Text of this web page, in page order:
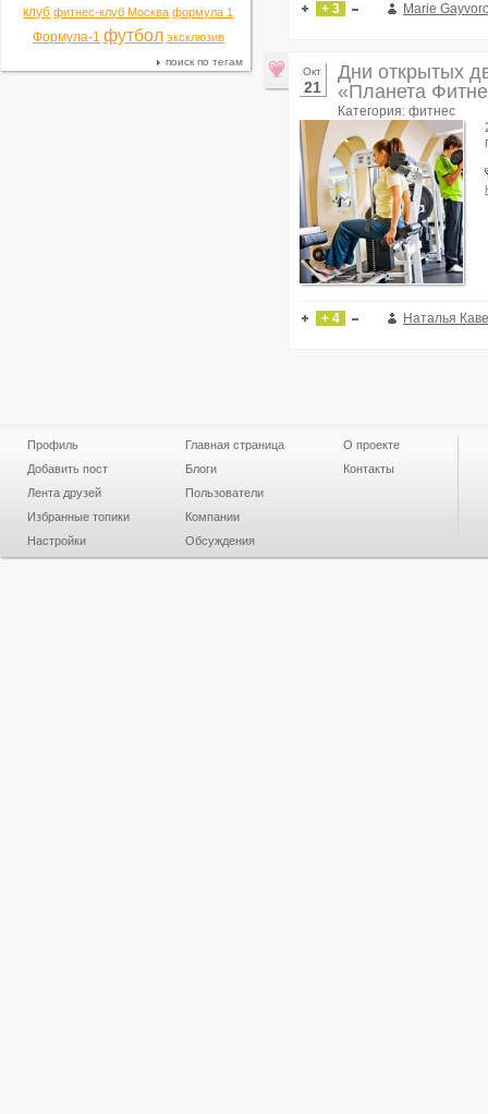
+ 3 Marie
Окт
21
Дни открытых
«Планета
Категория: фитнес
+ 4 Наталья
клуб фитнес-клуб Москва формула 1
Формула-1 футбол эксклюзив
поиск по тегам
Профиль
Добавить пост
Лента друзей
Избранные топики
Настройки
Главная страница
Блоги
Пользователи
Компании
Обсуждения
О проекте
Контакты